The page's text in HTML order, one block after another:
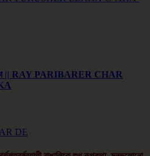
আঁকা || RAY PARIBARER CHAR
DE